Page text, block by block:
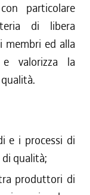
particolare
di libera
membri ed alla
valorizza la
e i processi di
qualità;
produttori di